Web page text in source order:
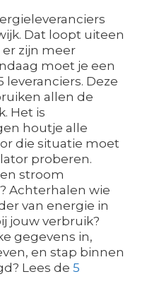
Dat loopt uiteen
er zijn meer
moet je een
Deze
allen de
Het is
houtje alle
die situatie moet
proberen.
stroom
Achterhalen wie
van energie in
jouw verbruik?
gegevens in,
en stap binnen
Lees de 5